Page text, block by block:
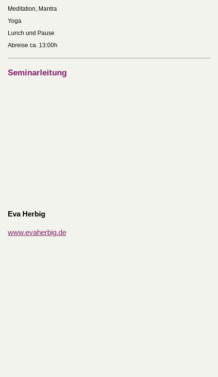
Meditation, Mantra
Yoga
Lunch und Pause
Abreise ca. 13:00h
Seminarleitung
Eva Herbig
www.evaherbig.de